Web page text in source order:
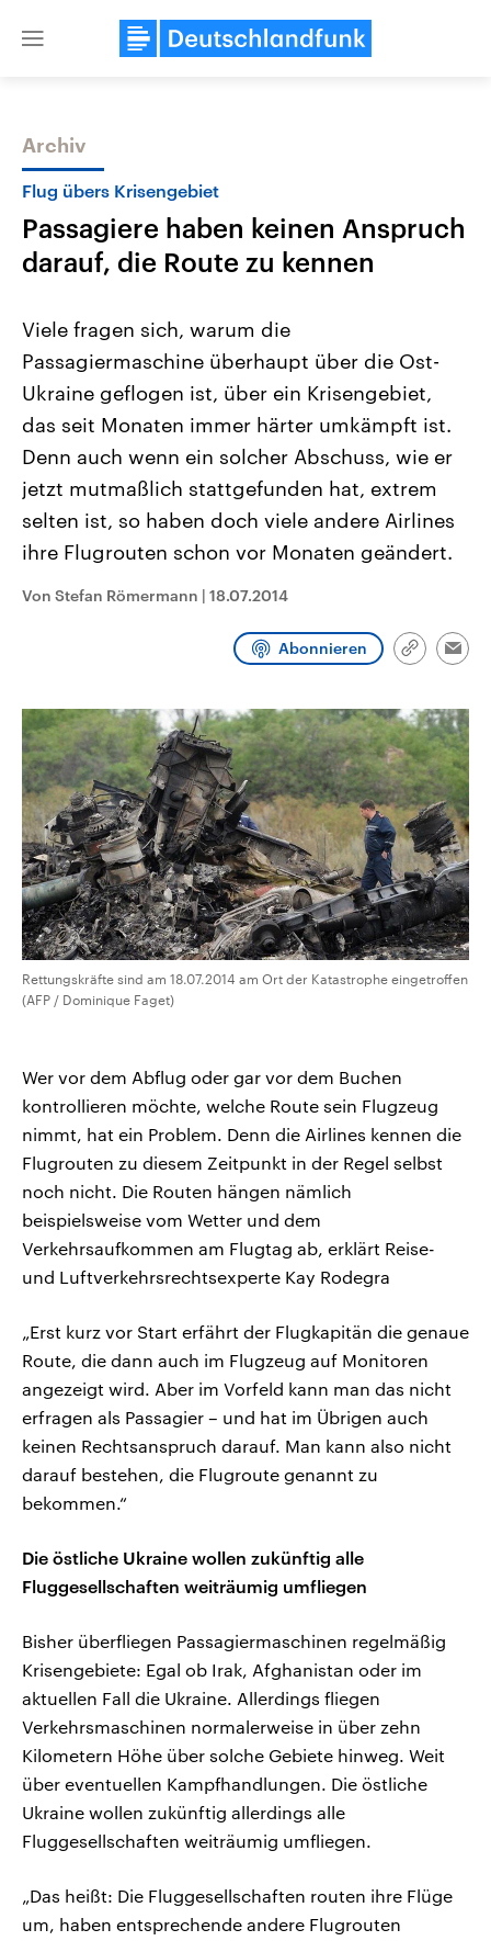
Close
Themen
Landtagswahl Sachsen-Anhalt
2026
Alle Informationen
Sachsen-Anhalt wählt am 6.
September 2026 einen neuen
Landtag. Seit 2021 wird das
Bundesland von einer Koalition aus
CDU, SPD und FDP regiert.-
Umfragen, Prognosen,
Wahlprogramme, aktuelle Berichte
und Hintergründe zu den Parteien
Wahl.
USA
Aktuelle Beiträge,
Hintergründe
Wirtschaftlich und
gehören die Vereinigten
den mächtigsten Ländern
mit großem Einfluss auf
Sendungen Programm Podcasts
Archiv
Flug übers Krisengebiet
Passagiere haben keinen Anspruch
darauf, die Route zu kennen
Viele fragen sich, warum die
Passagiermaschine überhaupt über die Ost-
Ukraine geflogen ist, über ein Krisengebiet,
das seit Monaten immer härter umkämpft ist.
Denn auch wenn ein solcher Abschuss, wie er
jetzt mutmaßlich stattgefunden hat, extrem
selten ist, so haben doch viele andere Airlines
ihre Flugrouten schon vor Monaten geändert.
Von Stefan Römermann | 18.07.2014
Abonnieren
Link
Rettungskräfte sind am 18.07.2014 am Ort der Katastrophe eingetroffen
(AFP / Dominique Faget)
Wer vor dem Abflug oder gar vor dem Buchen
kontrollieren möchte, welche Route sein Flugzeug
nimmt, hat ein Problem. Denn die Airlines kennen die
Flugrouten zu diesem Zeitpunkt in der Regel selbst
noch nicht. Die Routen hängen nämlich
beispielsweise vom Wetter und dem
Verkehrsaufkommen am Flugtag ab, erklärt Reise-
und Luftverkehrsrechtsexperte Kay Rodegra
„Erst kurz vor Start erfährt der Flugkapitän die genaue
Route, die dann auch im Flugzeug auf Monitoren
angezeigt wird. Aber im Vorfeld kann man das nicht
erfragen als Passagier – und hat im Übrigen auch
keinen Rechtsanspruch darauf. Man kann also nicht
darauf bestehen, die Flugroute genannt zu
bekommen.“
Die östliche Ukraine wollen zukünftig alle
Fluggesellschaften weiträumig umfliegen
Bisher überfliegen Passagiermaschinen regelmäßig
Krisengebiete: Egal ob Irak, Afghanistan oder im
aktuellen Fall die Ukraine. Allerdings fliegen
Verkehrsmaschinen normalerweise in über zehn
Kilometern Höhe über solche Gebiete hinweg. Weit
über eventuellen Kampfhandlungen. Die östliche
Ukraine wollen zukünftig allerdings alle
Fluggesellschaften weiträumig umfliegen.
„Das heißt: Die Fluggesellschaften routen ihre Flüge
um, haben entsprechende andere Flugrouten